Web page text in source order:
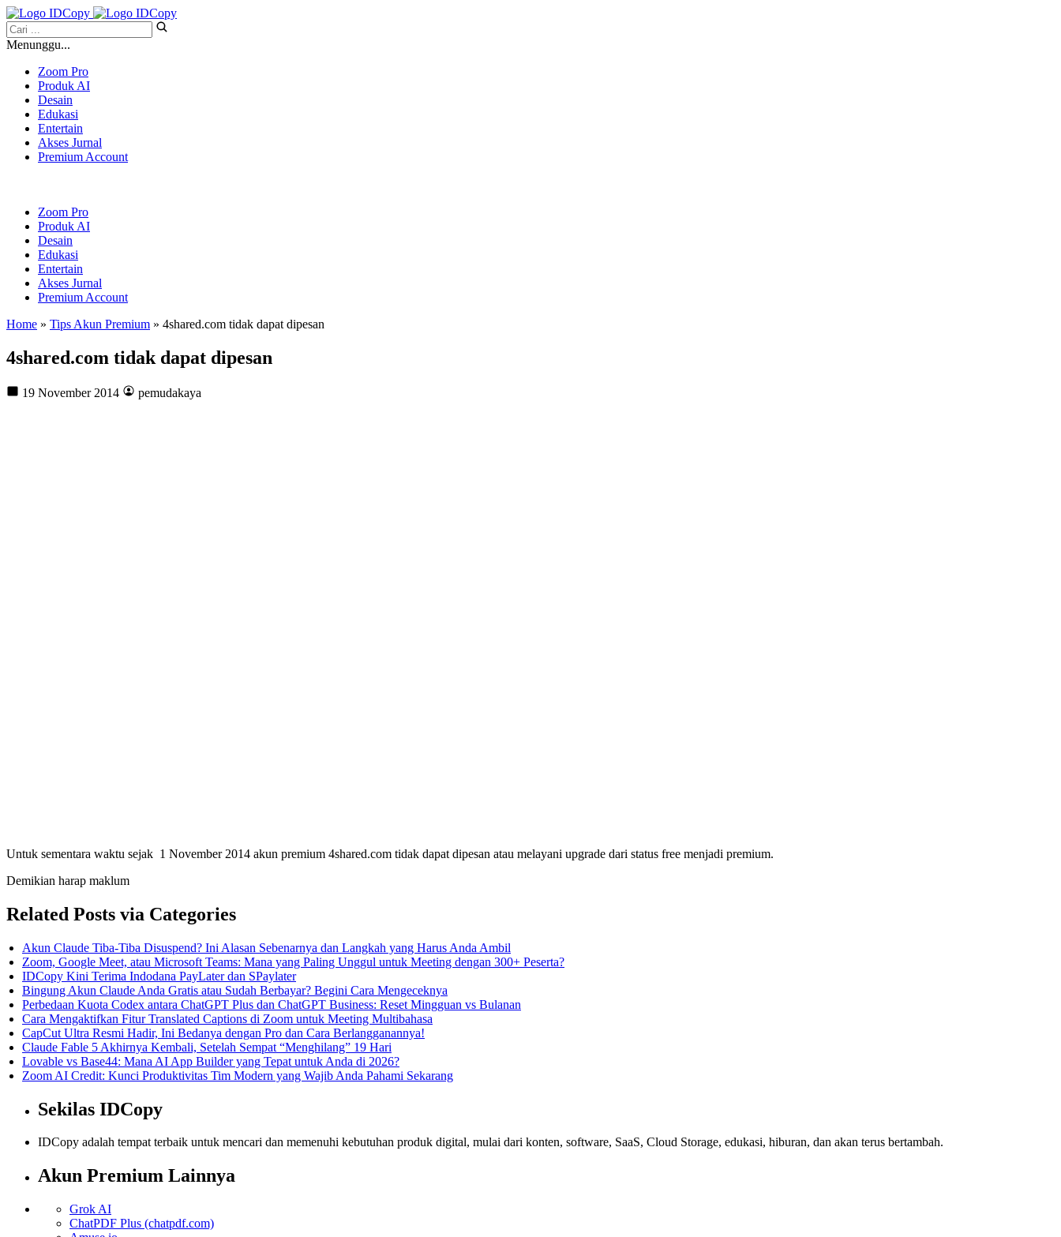
Menunggu...
Zoom Pro
Produk AI
Desain
Edukasi
Entertain
Akses Jurnal
Premium Account
Zoom Pro
Produk AI
Desain
Edukasi
Entertain
Akses Jurnal
Premium Account
Home » Tips Akun Premium » 4shared.com tidak dapat dipesan
4shared.com tidak dapat dipesan
19 November 2014 pemudakaya
Untuk sementara waktu sejak 1 November 2014 akun premium 4shared.com tidak dapat dipesan atau melayani upgrade dari status free menjadi premium.
Demikian harap maklum
Related Posts via Categories
Akun Claude Tiba-Tiba Disuspend? Ini Alasan Sebenarnya dan Langkah yang Harus Anda Ambil
Zoom, Google Meet, atau Microsoft Teams: Mana yang Paling Unggul untuk Meeting dengan 300+ Peserta?
IDCopy Kini Terima Indodana PayLater dan SPaylater
Bingung Akun Claude Anda Gratis atau Sudah Berbayar? Begini Cara Mengeceknya
Perbedaan Kuota Codex antara ChatGPT Plus dan ChatGPT Business: Reset Mingguan vs Bulanan
Cara Mengaktifkan Fitur Translated Captions di Zoom untuk Meeting Multibahasa
CapCut Ultra Resmi Hadir, Ini Bedanya dengan Pro dan Cara Berlangganannya!
Claude Fable 5 Akhirnya Kembali, Setelah Sempat “Menghilang” 19 Hari
Lovable vs Base44: Mana AI App Builder yang Tepat untuk Anda di 2026?
Zoom AI Credit: Kunci Produktivitas Tim Modern yang Wajib Anda Pahami Sekarang
Sekilas IDCopy
IDCopy adalah tempat terbaik untuk mencari dan memenuhi kebutuhan produk digital, mulai dari konten, software, SaaS, Cloud Storage, edukasi, hiburan, dan akan terus bertambah.
Akun Premium Lainnya
Grok AI
ChatPDF Plus (chatpdf.com)